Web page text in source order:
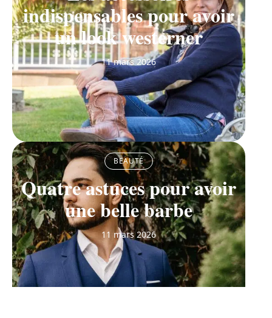
indispensables pour avoir
un look westerner
11 mars 2026
BEAUTÉ
Quatre astuces pour avoir
une belle barbe
11 mars 2026